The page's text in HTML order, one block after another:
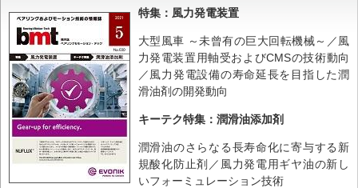
特集：風力発電装置
大型風車 ～未曾有の巨大回転機械～／風
力発電装置用軸受およびCMSの技術動向
／風力発電設備の寿命延長を目指した潤
滑油剤の開発動向
キーテク特集：潤滑油添加剤
潤滑油のさらなる長寿命化に寄与する新
規酸化防止剤／風力発電用ギヤ油の新し
いフォーミュレーション技術